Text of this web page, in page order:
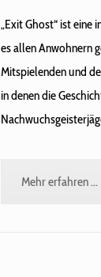
„Exit Ghost“ ist
es allen Anwohnern
Mitspielenden und
in denen die
Mehr erfahren ...